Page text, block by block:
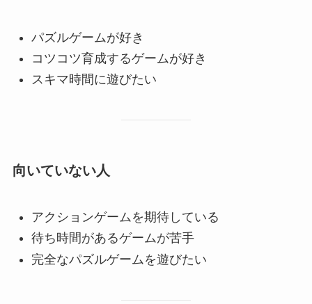
パズルゲームが好き
コツコツ育成するゲームが好き
スキマ時間に遊びたい
向いていない人
アクションゲームを期待している
待ち時間があるゲームが苦手
完全なパズルゲームを遊びたい